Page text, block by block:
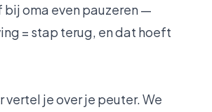
oma even pauzeren —
= stap terug, en dat hoeft
vertel je over je peuter. We